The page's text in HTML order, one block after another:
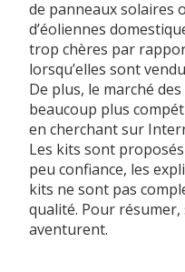
de panneaux solaires
d’éoliennes
trop chères par
lorsqu’elles sont
De plus, le marché
beaucoup plus
en cherchant sur
Les kits sont
peu confiance, les
kits ne sont pas
qualité. Pour résumer,
aventurent.